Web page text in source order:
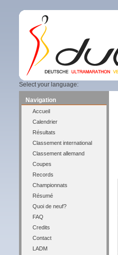
Select your language:
Navigation
Accueil
Calendrier
Résultats
Classement international
Classement allemand
Coupes
Records
Championnats
Résumé
Quoi de neuf?
FAQ
Credits
Contact
LADM